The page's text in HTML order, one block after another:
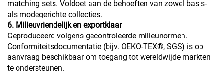
matching sets. Voldoet aan de behoeften van zowel basis-
als modegerichte collecties.
6. Milieuvriendelijk en exportklaar
Geproduceerd volgens gecontroleerde milieunormen.
Conformiteitsdocumentatie (bijv. OEKO-TEX®, SGS) is op
aanvraag beschikbaar om toegang tot wereldwijde markten
te ondersteunen.